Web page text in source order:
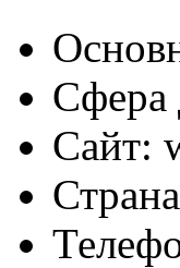
Сфера
Сайт: